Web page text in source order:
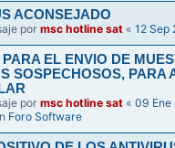
ACONSEJADO
pormsc hotline sat «12 Sep
EL ENVIO DE
SOSPECHOSOS, PARA
pormsc hotline sat «09 Ene
Foro Software